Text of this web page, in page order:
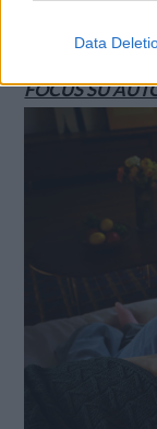
Data
FOCUS SU